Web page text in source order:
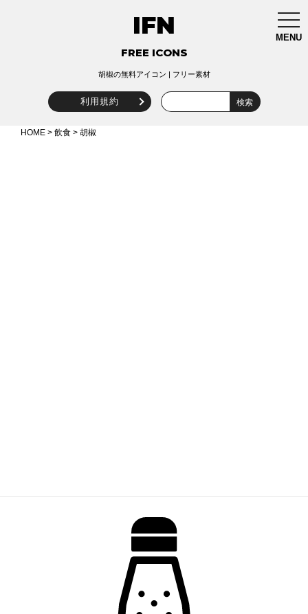
MENU
IFN
FREE ICONS
胡椒の無料アイコン | フリー素材
利用規約
HOME > 飲食 > 胡椒